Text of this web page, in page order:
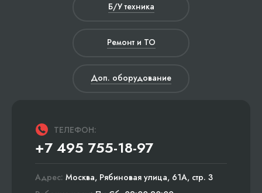
Б/У техника
Ремонт и ТО
Доп. оборудование
ТЕЛЕФОН:
+7 495 755-18-97
Адрес: Москва, Рябиновая улица, 61А, стр. 3